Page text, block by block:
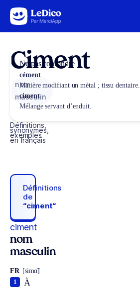
Aller au contenu
Ciment
nom
masculin
Définitions,
synonymes,
exemples
en français
Définitions
de
“ciment“
ciment
nom
masculin
FR [simɑ̃]
À
1
Ne pas confondre
cément
Matière modifiant un métal ; tissu dentaire.
ciment
Mélange servant d’enduit.